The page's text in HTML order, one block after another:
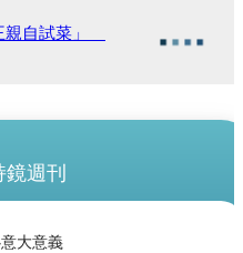
親自試菜」
鏡週刊
大意義